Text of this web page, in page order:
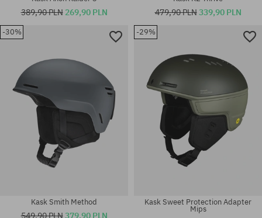
389,90 PLN 269,90 PLN 479,90 PLN339,90 PLN
-30%
Kask Smith Method
549,90 PLN379,90 PLN
-29%
Kask Sweet Protection Adapter
Mips